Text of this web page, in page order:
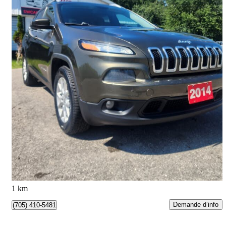
2014 Jeep Cherokee
North 4WD 196 834 km
6 999 $ Bonne affaire
123 $/mois env.
Barrie, ON
1 km
(705) 410-5481 Demande d’info